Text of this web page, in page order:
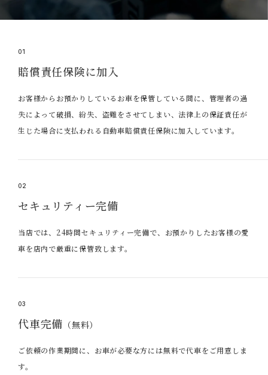
01
賠償責任保険に加入
お客様からお預かりしているお車を保管している間に、管理者の過
失によって破損、紛失、盗難をさせてしまい、法律上の保証責任が
生じた場合に支払われる自動車賠償責任保険に加入しています。
02
セキュリティー完備
当店では、24時間セキュリティー完備で、お預かりしたお客様の愛
車を店内で厳重に保管致します。
03
代車完備 （無料）
ご依頼の作業期間に、お車が必要な方には無料で代車をご用意しま
す。